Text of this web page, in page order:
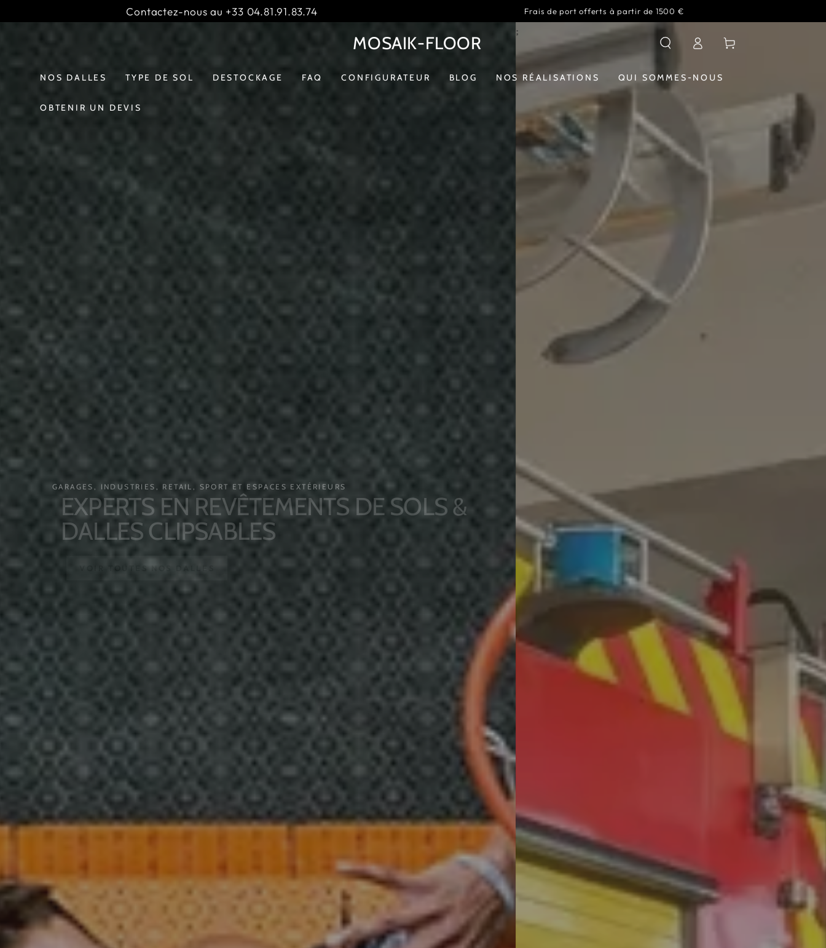
Contactez-nous au +33 04.81.91.83.74 Frais de port offerts à partir de 1500 €
MOSAIK-FLOOR
NOS DALLES TYPE DE SOL DESTOCKAGE FAQ CONFIGURATEUR BLOG NOS RÉALISATIONS QUI SOMMES-NOUS
OBTENIR UN DEVIS
Connexion Panier
GARAGES, INDUSTRIES, RETAIL, SPORT ET ESPACES EXTÉRIEURS
EXPERTS EN REVÊTEMENTS DE SOLS &
DALLES CLIPSABLES
VOIR TOUTES NOS DALLES